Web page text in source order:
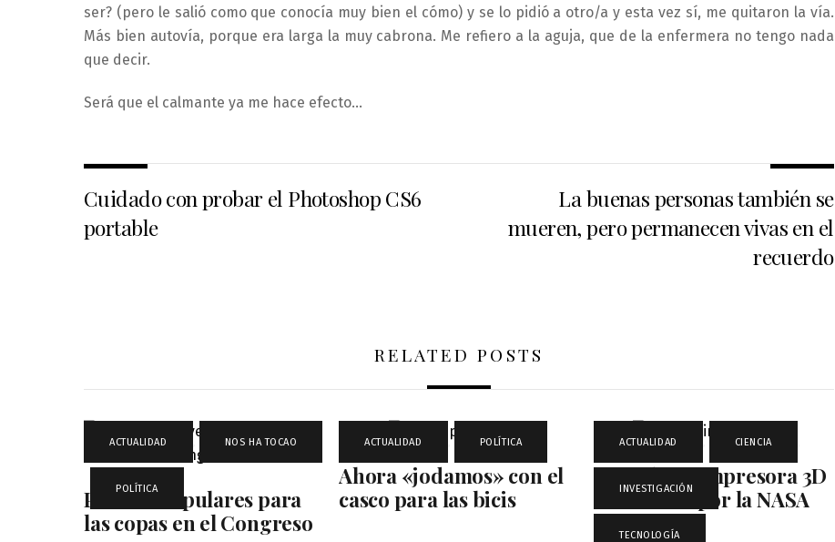
ser? (pero le salió como que conocía muy bien el cómo) y se lo pidió a otro/a y esta vez sí, me quitaron la vía.
Más bien autovía, porque era larga la muy cabrona. Me refiero a la aguja, que de la enfermera no tengo nada
que decir.
Será que el calmante ya me hace efecto…
Cuidado con probar el Photoshop CS6
portable
La buenas personas también se
mueren, pero permanecen vivas en el
recuerdo
RELATED POSTS
ACTUALIDAD NOS HA TOCAO
POLÍTICA
Precios Populares para
las copas en el Congreso
ACTUALIDAD , POLÍTICA
Ahora «jodamos» con el
casco para las bicis
ACTUALIDAD CIENCIA
INVESTIGACIÓN
TECNOLOGÍA
Comida en impresora 3D
financiada por la NASA